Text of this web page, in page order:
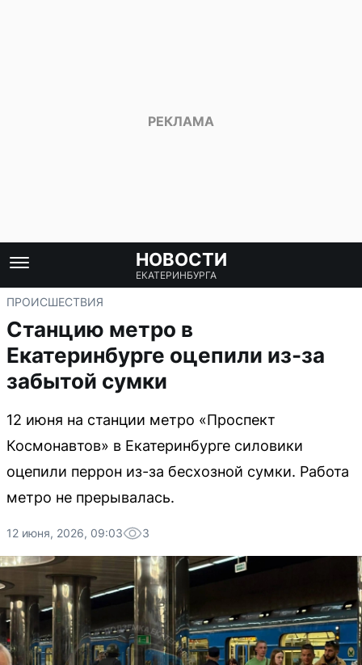
НОВОСТИ
ЕКАТЕРИНБУРГА
ПРОИСШЕСТВИЯ
Станцию метро в
Екатеринбурге оцепили из-за
забытой сумки
12 июня на станции метро «Проспект
Космонавтов» в Екатеринбурге силовики
оцепили перрон из-за бесхозной сумки. Работа
метро не прерывалась.
12 июня, 2026, 09:03 3